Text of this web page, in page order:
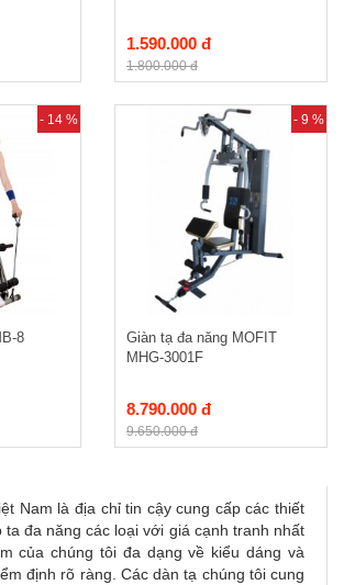
1.590.000 đ
1.800.000 đ
- 14 %
8
- 9 %
Giàn tạ đa năng MOFIT
MHG-3001F
8.790.000 đ
9.650.000 đ
Nam là địa chỉ tin cậy cung cấp các thiết
ta đa năng các loại với giá cạnh tranh nhất
của chúng tôi đa dạng về kiểu dáng và
định rõ ràng. Các dàn tạ chúng tôi cung